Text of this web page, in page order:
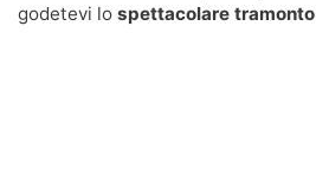
godetevi lo spettacolare tramonto